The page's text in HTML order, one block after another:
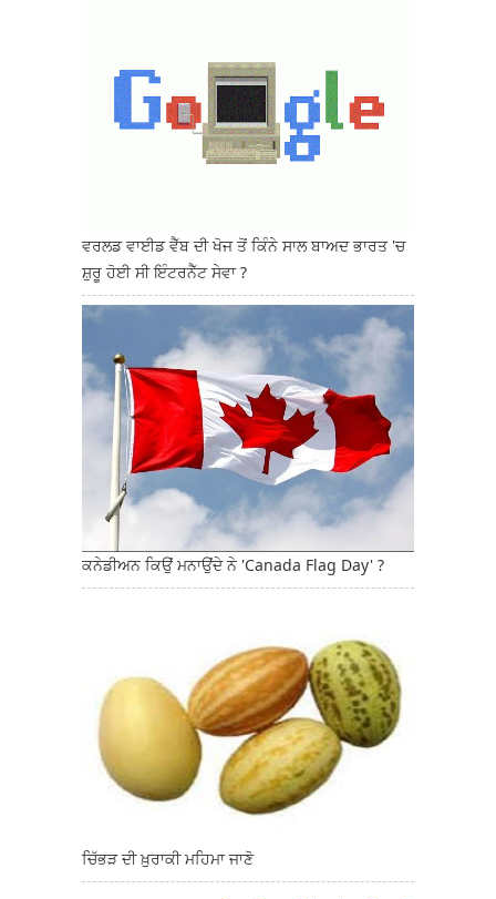
ਵਰਲਡ ਵਾਈਡ ਵੈੱਬ ਦੀ ਖੋਜ ਤੋਂ ਕਿੰਨੇ ਸਾਲ ਬਾਅਦ ਭਾਰਤ 'ਚ
ਸ਼ੁਰੂ ਹੋਈ ਸੀ ਇੰਟਰਨੈੱਟ ਸੇਵਾ ?
ਕਨੇਡੀਅਨ ਕਿਉਂ ਮਨਾਉਂਦੇ ਨੇ 'Canada Flag Day' ?
ਚਿੱਭੜ ਦੀ ਖ਼ੁਰਾਕੀ ਮਹਿਮਾ ਜਾਣੋ